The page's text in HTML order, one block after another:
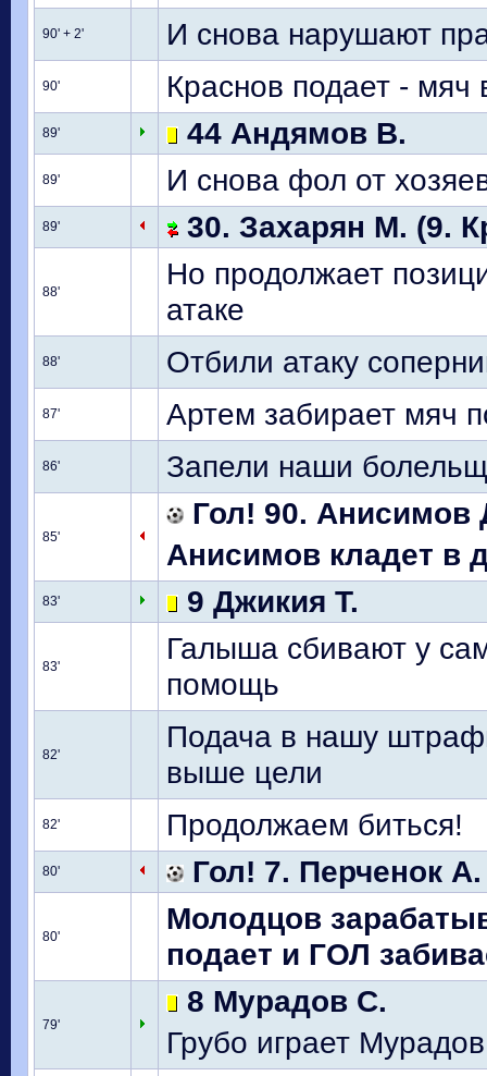
90' + 2' И снова нарушают
90' Краснов подает -
89' 44 Андямов В.
89' И снова фол от
89' 30. Захарян М. (9.
88'
Но продолжает
атаке
88' Отбили атаку
87' Артем забирает мяч
86' Запели наши
85'
Гол! 90. Анисимов
Анисимов кладет в
83' 9 Джикия Т.
83'
Галыша сбивают у
помощь
82'
Подача в нашу
выше цели
82' Продолжаем биться!
80' Гол! 7. Перченок А.
80'
Молодцов
подает и ГОЛ
79'
8 Мурадов С.
Грубо играет